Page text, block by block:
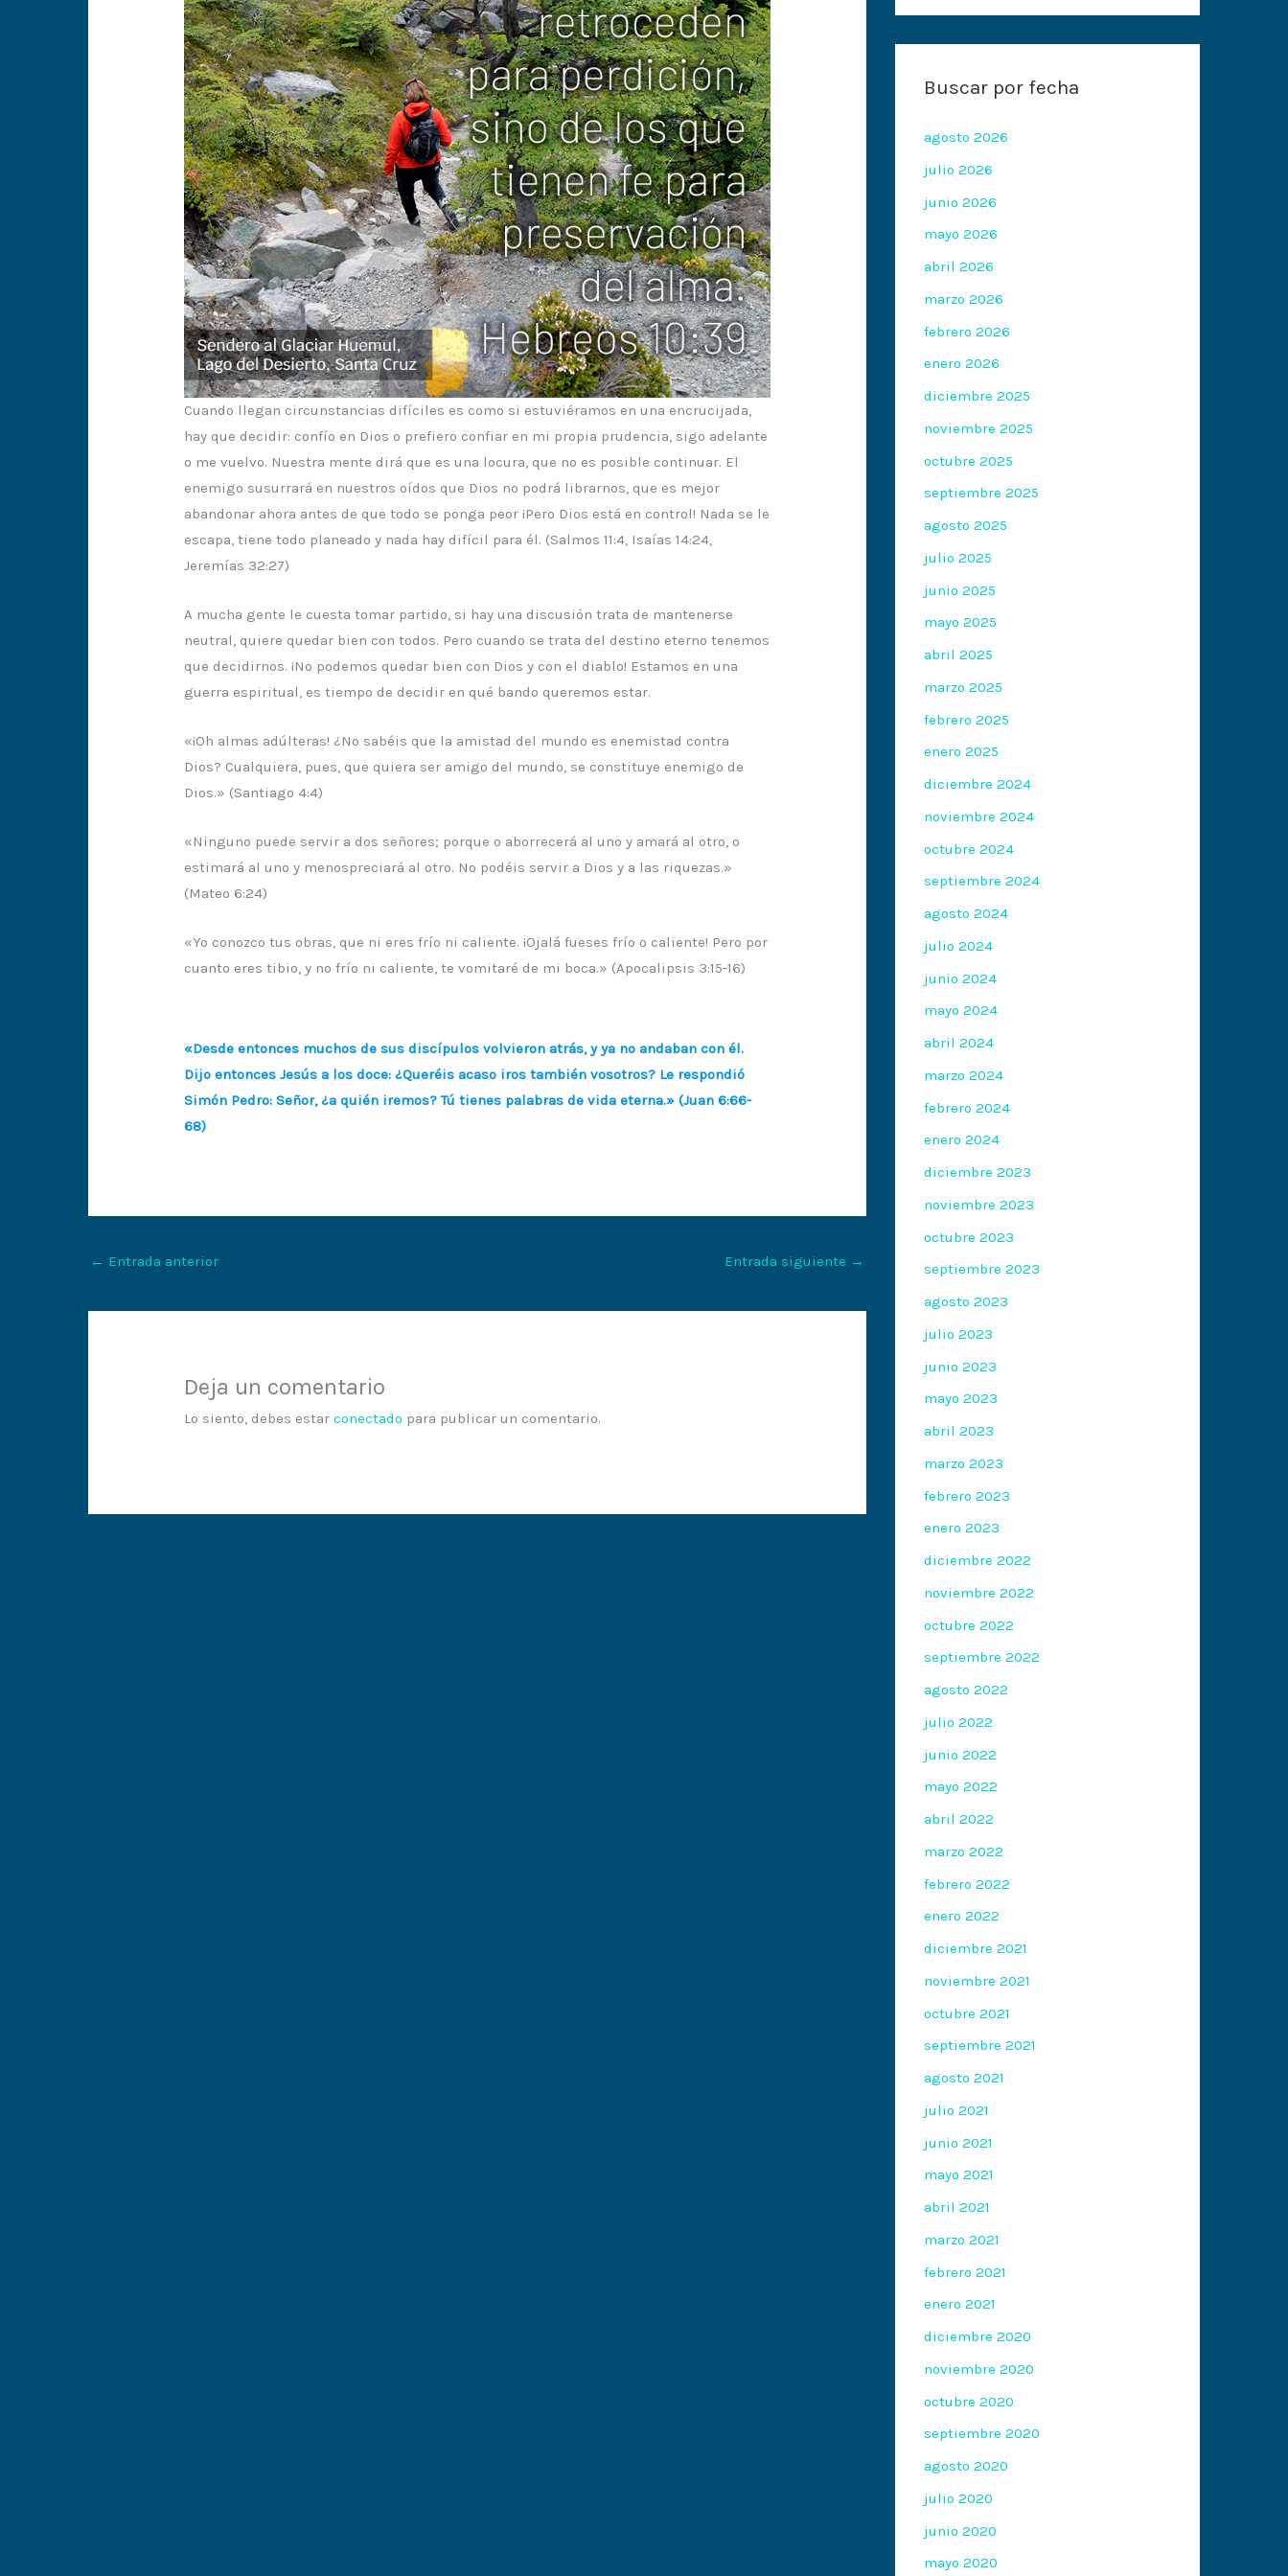
Cuando llegan circunstancias difíciles es como si estuviéramos en una encrucijada,
hay que decidir: confío en Dios o prefiero confiar en mi propia prudencia, sigo adelante
o me vuelvo. Nuestra mente dirá que es una locura, que no es posible continuar. El
enemigo susurrará en nuestros oídos que Dios no podrá librarnos, que es mejor
abandonar ahora antes de que todo se ponga peor ¡Pero Dios está en control! Nada se le
escapa, tiene todo planeado y nada hay difícil para él. (Salmos 11:4, Isaías 14:24,
Jeremías 32:27)
A mucha gente le cuesta tomar partido, si hay una discusión trata de mantenerse
neutral, quiere quedar bien con todos. Pero cuando se trata del destino eterno tenemos
que decidirnos. ¡No podemos quedar bien con Dios y con el diablo! Estamos en una
guerra espiritual, es tiempo de decidir en qué bando queremos estar.
«¡Oh almas adúlteras! ¿No sabéis que la amistad del mundo es enemistad contra
Dios? Cualquiera, pues, que quiera ser amigo del mundo, se constituye enemigo de
Dios.» (Santiago 4:4)
«Ninguno puede servir a dos señores; porque o aborrecerá al uno y amará al otro, o
estimará al uno y menospreciará al otro. No podéis servir a Dios y a las riquezas.»
(Mateo 6:24)
«Yo conozco tus obras, que ni eres frío ni caliente. ¡Ojalá fueses frío o caliente! Pero por
cuanto eres tibio, y no frío ni caliente, te vomitaré de mi boca.» (Apocalipsis 3:15-16)
«Desde entonces muchos de sus discípulos volvieron atrás, y ya no andaban con él.
Dijo entonces Jesús a los doce: ¿Queréis acaso iros también vosotros? Le respondió
Simón Pedro: Señor, ¿a quién iremos? Tú tienes palabras de vida eterna.» (Juan 6:66-
68)
← Entrada anterior Entrada siguiente →
Deja un comentario
Lo siento, debes estarconectado para publicar un comentario.
Buscar por fecha
agosto 2026
julio 2026
junio 2026
mayo 2026
abril 2026
marzo 2026
febrero 2026
enero 2026
diciembre 2025
noviembre 2025
octubre 2025
septiembre 2025
agosto 2025
julio 2025
junio 2025
mayo 2025
abril 2025
marzo 2025
febrero 2025
enero 2025
diciembre 2024
noviembre 2024
octubre 2024
septiembre 2024
agosto 2024
julio 2024
junio 2024
mayo 2024
abril 2024
marzo 2024
febrero 2024
enero 2024
diciembre 2023
noviembre 2023
octubre 2023
septiembre 2023
agosto 2023
julio 2023
junio 2023
mayo 2023
abril 2023
marzo 2023
febrero 2023
enero 2023
diciembre 2022
noviembre 2022
octubre 2022
septiembre 2022
agosto 2022
julio 2022
junio 2022
mayo 2022
abril 2022
marzo 2022
febrero 2022
enero 2022
diciembre 2021
noviembre 2021
octubre 2021
septiembre 2021
agosto 2021
julio 2021
junio 2021
mayo 2021
abril 2021
marzo 2021
febrero 2021
enero 2021
diciembre 2020
noviembre 2020
octubre 2020
septiembre 2020
agosto 2020
julio 2020
junio 2020
mayo 2020